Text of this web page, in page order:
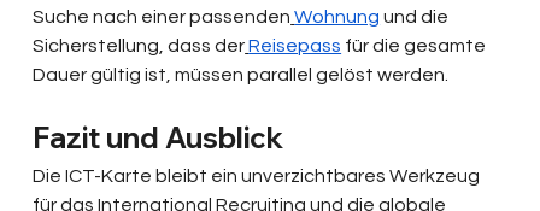
Suche nach einer passenden Wohnung und die
Sicherstellung, dass derReisepass für die gesamte
Dauer gültig ist, müssen parallel gelöst werden.
Fazit und Ausblick
Die ICT-Karte bleibt ein unverzichtbares Werkzeug
für das International Recruiting und die globale